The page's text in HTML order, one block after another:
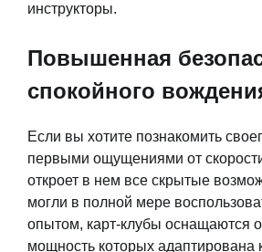
инструкторы.
Повышенная
спокойного
Если вы хотите познакомить
первыми ощущениями от
откроет в нем все скрытые
могли в полной мере
опытом, карт-клубы оснащаются
мощность которых адаптирована